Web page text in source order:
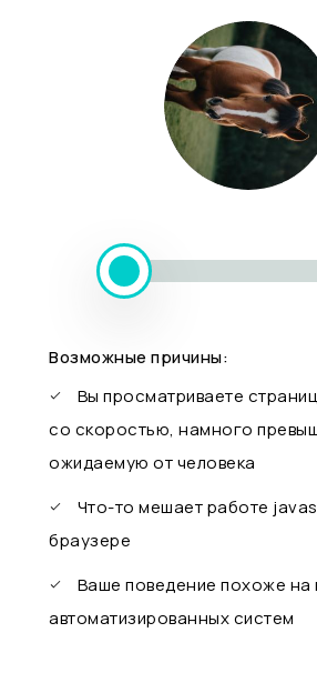
Возможные причины:
Вы просматриваете
со скоростью, намного
ожидаемую от человека
Что-то мешает работе
браузере
Ваше поведение похоже на
автоматизированных систем